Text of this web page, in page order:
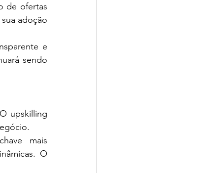
de ofertas
adoção
e
sendo
upskilling
mais
O